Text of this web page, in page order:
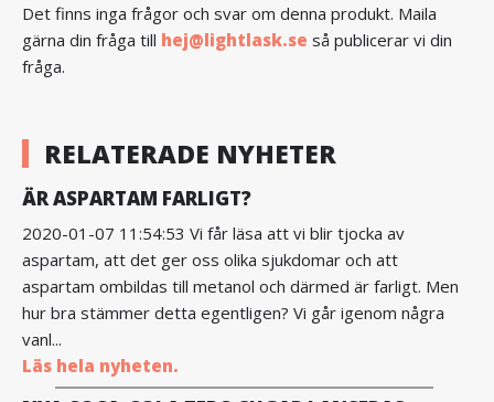
Det finns inga frågor och svar om denna produkt. Maila
gärna din fråga till hej@lightlask.se så publicerar vi din
fråga.
RELATERADE NYHETER
ÄR ASPARTAM FARLIGT?
2020-01-07 11:54:53 Vi får läsa att vi blir tjocka av
aspartam, att det ger oss olika sjukdomar och att
aspartam ombildas till metanol och därmed är farligt. Men
hur bra stämmer detta egentligen? Vi går igenom några
vanl...
Läs hela nyheten.